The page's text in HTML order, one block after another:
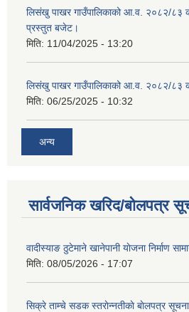
लिसंखु पाखर गाउँपालिकाको आ.व. २०८२/८३
प्रस्तुत बजेट।
मिति: 11/04/2025 - 13:20
लिसंखु पाखर गाउँपालिकाको आ.व. २०८२/८३ को
मिति: 06/25/2025 - 10:32
अन्य
सार्वजनिक खरिद/बोलपत्र
वादीस्याङ ठुटेमाने खानेपानी याेजना निर्माण
मिति: 08/05/2026 - 17:07
सिक्रे ताम्चे सडक स्तराेन्नतीकाे बाेलपत्र सूचना